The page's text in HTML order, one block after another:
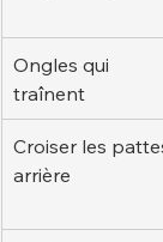
Ongles qui
traînent
Croiser les
arrière